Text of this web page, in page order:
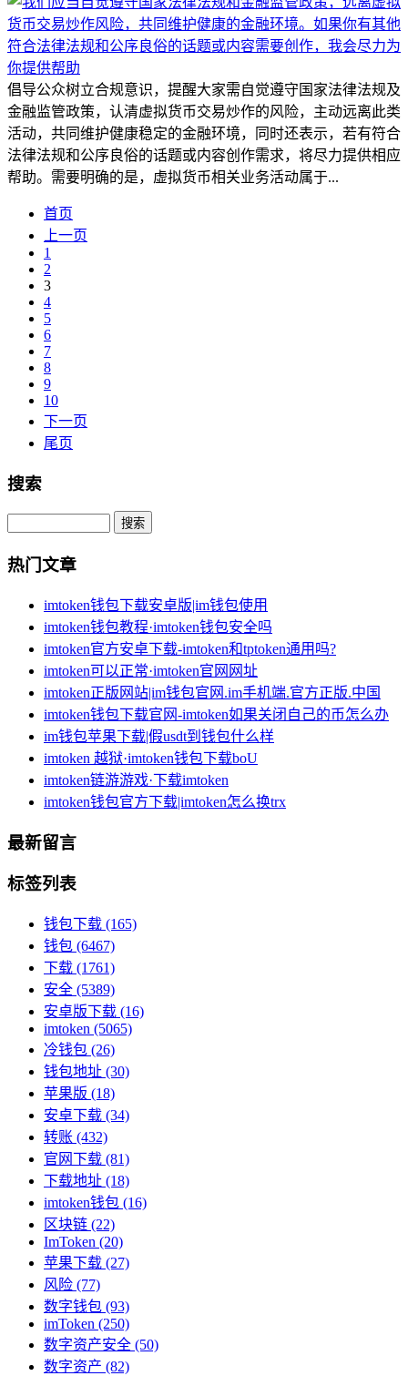
倡导公众树立合规意识，提醒大家需自觉遵守国家法律法规及
金融监管政策，认清虚拟货币交易炒作的风险，主动远离此类
活动，共同维护健康稳定的金融环境，同时还表示，若有符合
法律法规和公序良俗的话题或内容创作需求，将尽力提供相应
帮助。需要明确的是，虚拟货币相关业务活动属于...
首页
上一页
1
2
3
4
5
6
7
8
9
10
下一页
尾页
搜索
Search
热门文章
imtoken钱包下载安卓版|im钱包使用
imtoken钱包教程·imtoken钱包安全吗
imtoken官方安卓下载-imtoken和tptoken通用吗?
imtoken可以正常·imtoken官网网址
imtoken正版网站|im钱包官网.im手机端.官方正版.中国
imtoken钱包下载官网-imtoken如果关闭自己的币怎么办
im钱包苹果下载|假usdt到钱包什么样
imtoken 越狱·imtoken钱包下载boU
imtoken链游游戏·下载imtoken
imtoken钱包官方下载|imtoken怎么换trx
最新留言
标签列表
钱包下载 (165)
钱包 (6467)
下载 (1761)
安全 (5389)
安卓版下载 (16)
imtoken (5065)
冷钱包 (26)
钱包地址 (30)
苹果版 (18)
安卓下载 (34)
转账 (432)
官网下载 (81)
下载地址 (18)
imtoken钱包 (16)
区块链 (22)
ImToken (20)
苹果下载 (27)
风险 (77)
数字钱包 (93)
imToken (250)
数字资产安全 (50)
数字资产 (82)